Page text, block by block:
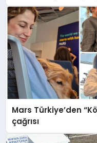
Mars Türkiye’den
çağrısı